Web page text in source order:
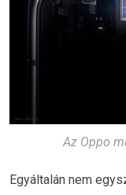
Az Oppo
Egyáltalán nem